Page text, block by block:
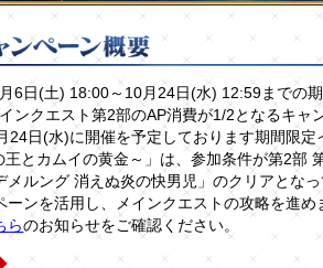
6日(土) 18:00～10月24日(水) 12:59までの
ンクエスト第2部のAP消費が1/2となるキャ
24日(水)に開催を予定しております期間限
王とカムイの黄金～」は、参加条件が第2部
メルング 消えぬ炎の快男児」のクリアとな
ーンを活用し、メインクエストの攻略を進め
らのお知らせをご確認ください。